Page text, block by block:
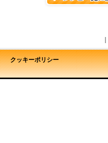
クッキーポリシー